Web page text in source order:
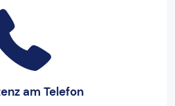
am Telefon